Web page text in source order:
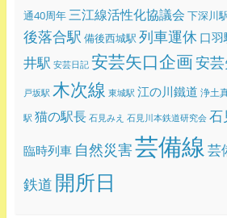
通40周年三江線活性化協議会 下深川
後落合駅 備後西城駅 列車運休 口羽
井駅 安芸日記 安芸矢口企画安
戸坂駅 木次線 東城駅 江の川鐵道 浄土
駅 猫の駅長 石見みえ 石見川本鉄道研究会 石
臨時列車 自然災害芸備線 芸
鉄道 開所日